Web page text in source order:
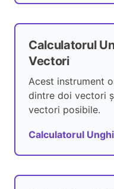
Calculatorul
Vectori
Acest instrument
dintre doi vectori
vectori posibile.
Calculatorul